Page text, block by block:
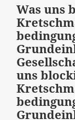
Was uns
uns